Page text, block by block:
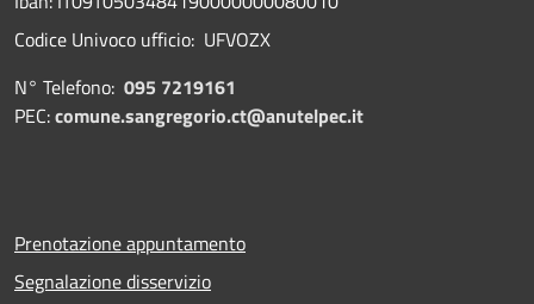
Codice Univoco ufficio: UFVOZX
N° Telefono: 095 7219161
PEC:comune.sangregorio.ct@anutelpec.it
Prenotazione appuntamento
Segnalazione disservizio